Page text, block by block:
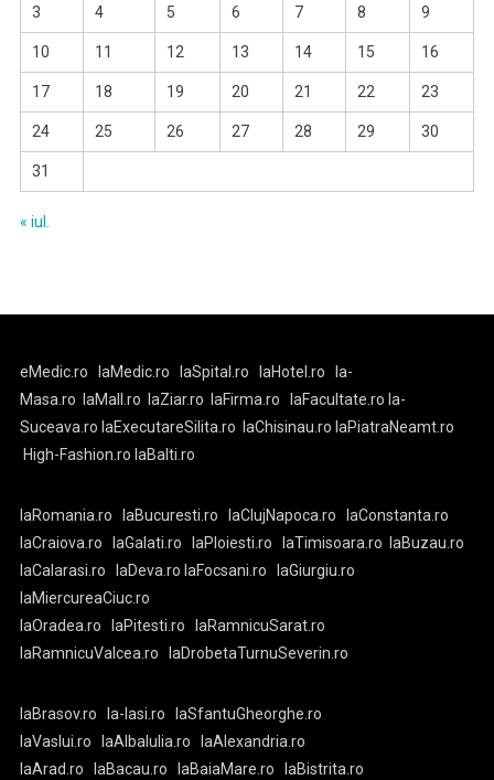
3 4 5 6 7 8 9
10 11 12 13 14 15 16
17 18 19 20 21 22 23
24 25 26 27 28 29 30
31
« iul.
eMedic.ro laMedic.ro laSpital.ro laHotel.ro
la-
Masa.ro
laMall.ro laZiar.ro laFirma.ro laFacultate.ro la-
Suceava.ro laExecutareSilita.ro laChisinau.ro laPiatraNeamt.ro
High-Fashion.ro laBalti.ro
laRomania.ro laBucuresti.ro laClujNapoca.ro
laConstanta.ro
laCraiova.ro
laGalati.ro laPloiesti.ro laTimisoara.ro
laBuzau.ro
laCalarasi.ro
laDeva.ro laFocsani.ro
laGiurgiu.ro
laMiercureaCiuc.ro
laOradea.ro
laPitesti.ro
laRamnicuSarat.ro
laRamnicuValcea.ro
laDrobetaTurnuSeverin.ro
laBrasov.ro la-Iasi.ro
laSfantuGheorghe.ro
laVaslui.ro
laAlbaIulia.ro
laAlexandria.ro
laArad.ro
laBacau.ro laBaiaMare.ro laBistrita.ro